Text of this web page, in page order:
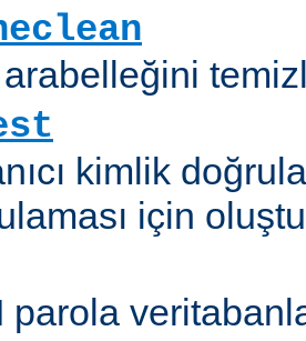
kimlik
için
parola